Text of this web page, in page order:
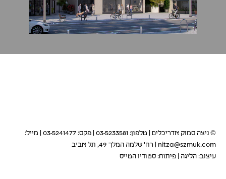
© ניצה סמוק אדריכלים | טלפון: 03-5233581 | פקס: 03-5241477 | מייל:
nitza@szmuk.com
| רח' שלמה המלך 49, תל אביב
עיצוב: הליגה פיתוח: סטודיו הטייס